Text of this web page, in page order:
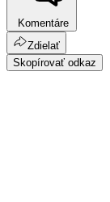
Komentáre
Zdielať
Skopírovať odkaz